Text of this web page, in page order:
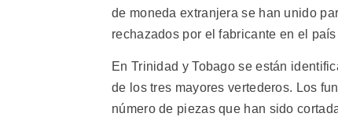
de moneda extranjera se han unido
rechazados por el fabricante en el
En Trinidad y Tobago se están
de los tres mayores vertederos. Los
número de piezas que han sido